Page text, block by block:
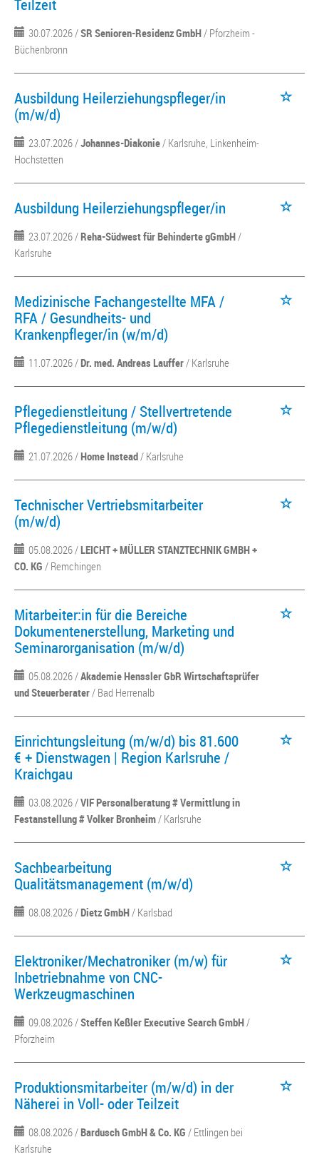
Teilzeit
30.07.2026 /SR Senioren-Residenz GmbH/ Pforzheim -
Büchenbronn
Ausbildung Heilerziehungspfleger/in
(m/w/d)
23.07.2026 /Johannes-Diakonie/ Karlsruhe, Linkenheim-
Hochstetten
Ausbildung Heilerziehungspfleger/in
23.07.2026 /Reha-Südwest für Behinderte gGmbH/
Karlsruhe
Medizinische Fachangestellte MFA /
RFA / Gesundheits- und
Krankenpfleger/in (w/m/d)
11.07.2026 /Dr. med. Andreas Lauffer/ Karlsruhe
Pflegedienstleitung / Stellvertretende
Pflegedienstleitung (m/w/d)
21.07.2026 /Home Instead/ Karlsruhe
Technischer Vertriebsmitarbeiter
(m/w/d)
05.08.2026 /LEICHT + MÜLLER STANZTECHNIK GMBH +
CO. KG / Remchingen
Mitarbeiter:in für die Bereiche
Dokumentenerstellung, Marketing und
Seminarorganisation (m/w/d)
05.08.2026 /Akademie Henssler GbR Wirtschaftsprüfer
und Steuerberater/ Bad Herrenalb
Einrichtungsleitung (m/w/d) bis 81.600
€ + Dienstwagen | Region Karlsruhe /
Kraichgau
03.08.2026 /VIF Personalberatung # Vermittlung in
Festanstellung # Volker Bronheim/ Karlsruhe
Sachbearbeitung
Qualitätsmanagement (m/w/d)
08.08.2026 /Dietz GmbH/ Karlsbad
Elektroniker/Mechatroniker (m/w) für
Inbetriebnahme von CNC-
Werkzeugmaschinen
09.08.2026 /Steffen Keßler Executive Search GmbH/
Pforzheim
Produktionsmitarbeiter (m/w/d) in der
Näherei in Voll- oder Teilzeit
08.08.2026 /Bardusch GmbH & Co. KG / Ettlingen bei
Karlsruhe